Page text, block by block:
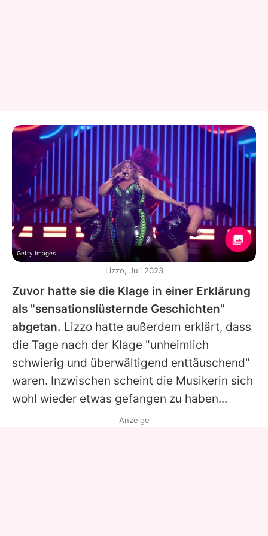
Zuvor hatte sie die Klage in einer Erklärung
als "sensationslüsternde Geschichten"
abgetan. Lizzo hatte außerdem erklärt, dass
die Tage nach der Klage "unheimlich
schwierig und überwältigend enttäuschend"
waren. Inzwischen scheint die Musikerin sich
wohl wieder etwas gefangen zu haben...
Getty Images
Lizzo, Juli 2023
Anzeige